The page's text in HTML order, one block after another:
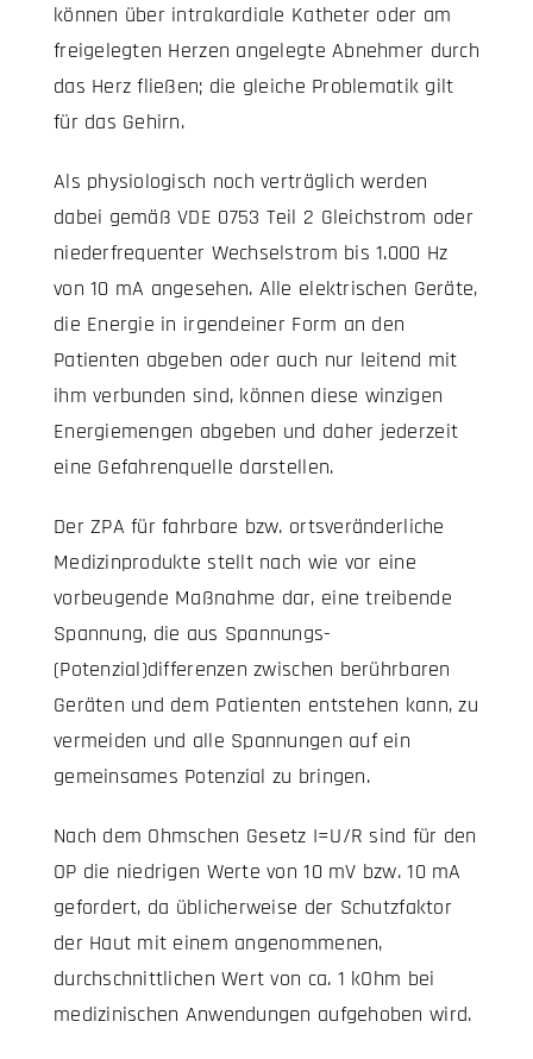
können über intrakardiale Katheter oder am
freigelegten Herzen angelegte Abnehmer durch
das Herz fließen; die gleiche Problematik gilt
für das Gehirn.
Als physiologisch noch verträglich werden
dabei gemäß VDE 0753 Teil 2 Gleichstrom oder
niederfrequenter Wechselstrom bis 1.000 Hz
von 10 mA angesehen. Alle elektrischen Geräte,
die Energie in irgendeiner Form an den
Patienten abgeben oder auch nur leitend mit
ihm verbunden sind, können diese winzigen
Energiemengen abgeben und daher jederzeit
eine Gefahrenquelle darstellen.
Der ZPA für fahrbare bzw. ortsveränderliche
Medizinprodukte stellt nach wie vor eine
vorbeugende Maßnahme dar, eine treibende
Spannung, die aus Spannungs-
(Potenzial)differenzen zwischen berührbaren
Geräten und dem Patienten entstehen kann, zu
vermeiden und alle Spannungen auf ein
gemeinsames Potenzial zu bringen.
Nach dem Ohmschen Gesetz I=U/R sind für den
OP die niedrigen Werte von 10 mV bzw. 10 mA
gefordert, da üblicherweise der Schutzfaktor
der Haut mit einem angenommenen,
durchschnittlichen Wert von ca. 1 kOhm bei
medizinischen Anwendungen aufgehoben wird.